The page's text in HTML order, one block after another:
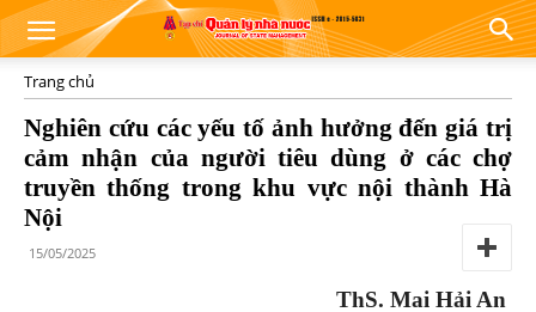
Trang chủ
Nghiên cứu các yếu tố ảnh hưởng đến giá trị
cảm nhận của người tiêu dùng ở các chợ
truyền thống trong khu vực nội thành Hà
Nội
15/05/2025
ThS. Mai Hải An